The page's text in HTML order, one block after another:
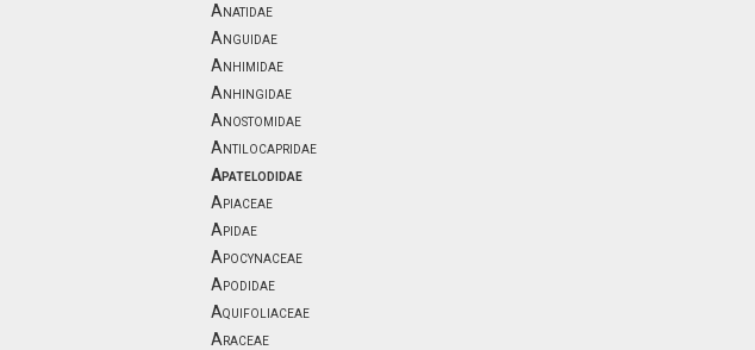
Anatidae
Anguidae
Anhimidae
Anhingidae
Anostomidae
Antilocapridae
Apatelodidae
Apiaceae
Apidae
Apocynaceae
Apodidae
Aquifoliaceae
Araceae